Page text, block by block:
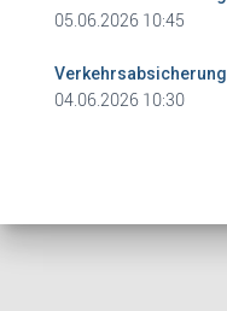
05.06.2026 10:45
Verkehrsabsicherung
04.06.2026 10:30